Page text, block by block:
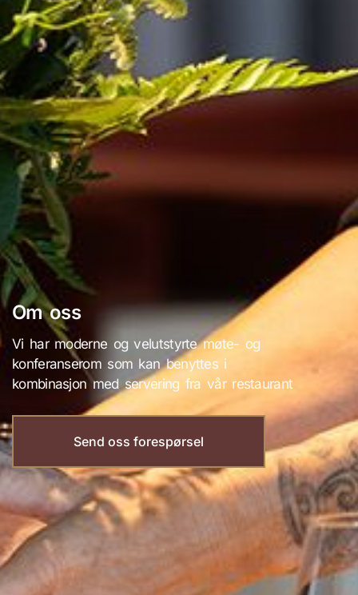
Om oss
Vi har moderne og velutstyrte møte- og
konferanserom som kan benyttes i
kombinasjon med servering fra vår restaurant
Send oss forespørsel